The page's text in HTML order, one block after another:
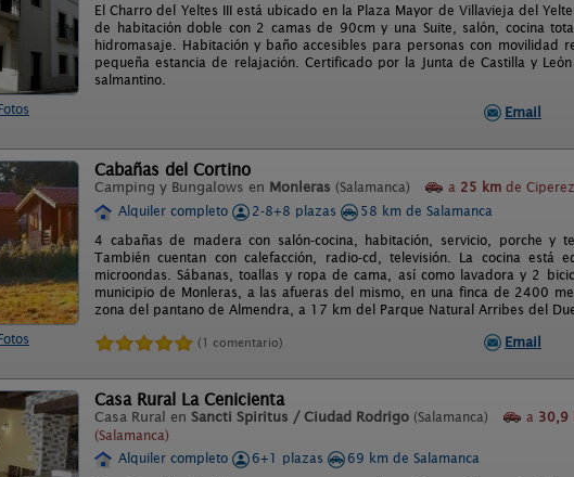
El Charro del Yeltes III está ubicado en la Plaza Mayor de Villavieja del
de habitación doble con 2 camas de 90cm y una Suite, salón, cocina
hidromasaje. Habitación y baño accesibles para personas con movilidad
pequeña estancia de relajación. Certificado por la Junta de Castilla y
salmantino.
Email
Cabañas del Cortino
Camping y Bungalows en Monleras (Salamanca) a 25 km de
Alquiler completo
2-8+8 plazas
58 km de Salamanca
4 cabañas de madera con salón-cocina, habitación, servicio, porche y
También cuentan con calefacción, radio-cd, televisión. La cocina está
microondas. Sábanas, toallas y ropa de cama, así como lavadora y 2
municipio de Monleras, a las afueras del mismo, en una finca de 2400
zona del pantano de Almendra, a 17 km del Parque Natural Arribes del
(1 comentario) Email
Casa Rural La Cenicienta
Casa Rural en Sancti Spiritus / Ciudad Rodrigo (Salamanca) a 30,9
(Salamanca)
Alquiler completo 6+1 plazas
69 km de Salamanca